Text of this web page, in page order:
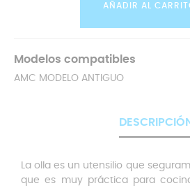
AÑADIR AL
Modelos compatibles
AMC MODELO ANTIGUO
La olla es un utensilio que
que es muy práctica para